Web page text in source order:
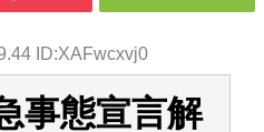
彼氏と行為する直前の賀喜遥香、やば
ID:XAFwcxvj0
事態宣言解